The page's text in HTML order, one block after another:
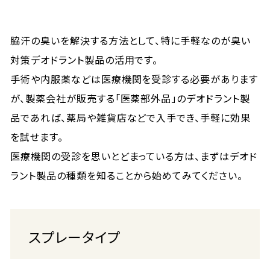
脇汗の臭いを解決する方法として、特に手軽なのが臭い
対策デオドラント製品の活用です。
手術や内服薬などは医療機関を受診する必要があります
が、製薬会社が販売する「医薬部外品」のデオドラント製
品であれば、薬局や雑貨店などで入手でき、手軽に効果
を試せます。
医療機関の受診を思いとどまっている方は、まずはデオド
ラント製品の種類を知ることから始めてみてください。
スプレータイプ